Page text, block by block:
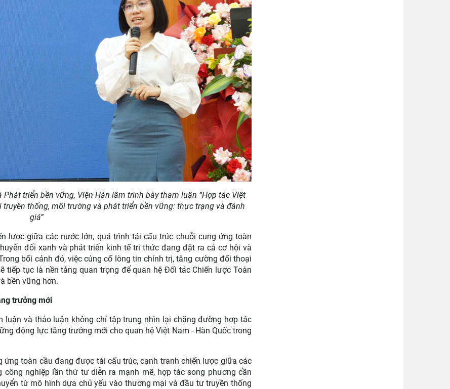
triển bền vững, Viện Hàn lâm trình bày tham luận “Hợp tác Việt
thống, môi trường và phát triển bền vững: thực trạng và đánh
giá”
lược giữa các nước lớn, quá trình tái cấu trúc chuỗi cung ứng toàn
đổi xanh và phát triển kinh tế tri thức đang đặt ra cả cơ hội và
bối cảnh đó, việc củng cố lòng tin chính trị, tăng cường đối thoại
tiếp tục là nền tảng quan trọng để quan hệ Đối tác Chiến lược Toàn
bền vững hơn.
trưởng mới
và thảo luận không chỉ tập trung nhìn lại chặng đường hợp tác
động lực tăng trưởng mới cho quan hệ Việt Nam - Hàn Quốc trong
ứng toàn cầu đang được tái cấu trúc, cạnh tranh chiến lược giữa các
nghiệp lần thứ tư diễn ra mạnh mẽ, hợp tác song phương cần
từ mô hình dựa chủ yếu vào thương mại và đầu tư truyền thống